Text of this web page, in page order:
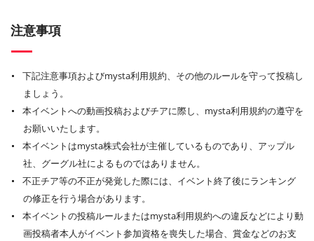
注意事項
下記注意事項およびmysta利用規約、その他のルールを守って投稿し
ましょう。
本イベントへの動画投稿およびチアに際し、mysta利用規約の遵守を
お願いいたします。
本イベントはmysta株式会社が主催しているものであり、アップル
社、グーグル社によるものではありません。
不正チア等の不正が発覚した際には、イベント終了後にランキング
の修正を行う場合があります。
本イベントの投稿ルールまたはmysta利用規約への違反などにより動
画投稿者本人がイベント参加資格を喪失した場合、賞金などのお支